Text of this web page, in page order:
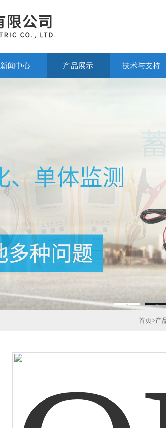
新闻中心 产品展示 技术与支持
1 2
首页>产